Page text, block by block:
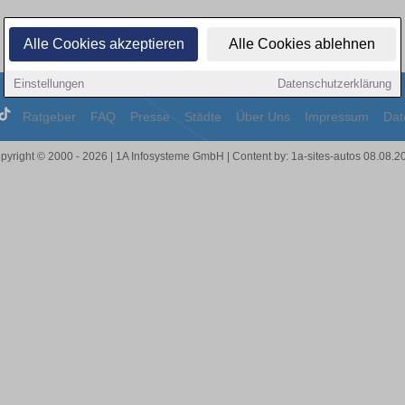
Alle Cookies akzeptieren Alle Cookies ablehnen
Einstellungen Datenschutzerklärung
Ratgeber FAQ Presse Städte Über Uns Impressum
© 2000 - 2026 | 1A Infosysteme GmbH | Content by: 1a-sites-autos